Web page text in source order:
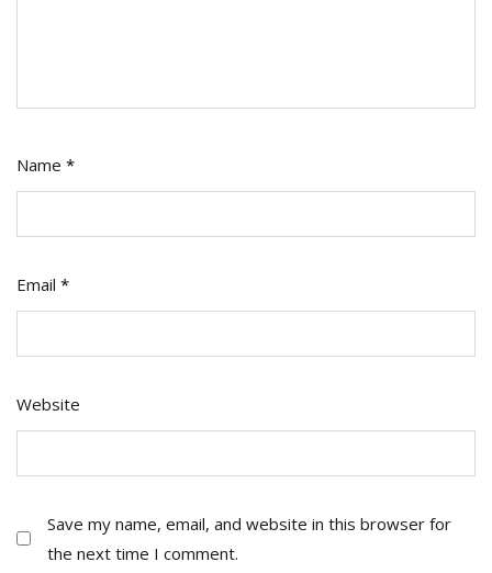
Name *
Email *
Website
Save my name, email, and website in this browser for
the next time I comment.